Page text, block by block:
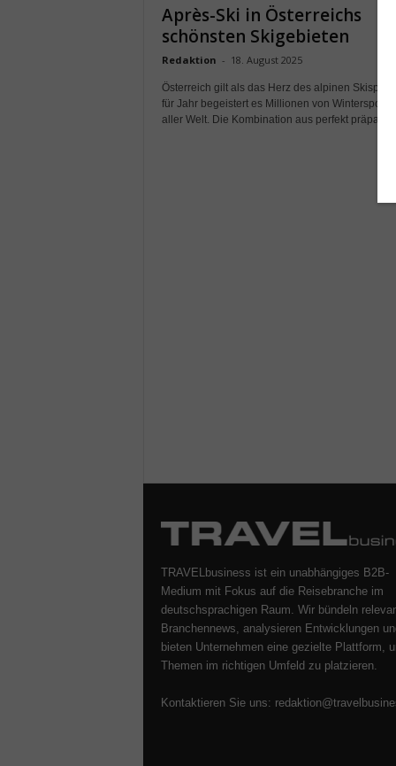
Après-Ski in Österreichs
schönsten Skigebieten
Redaktion - 18. August 2025
Österreich gilt als das Herz des alpinen Skisports.
für Jahr begeistert es Millionen von
aller Welt. Die Kombination aus perfekt
TRAVELbusiness ist ein unabhängiges B2B-
Medium mit Fokus auf die Reisebranche im
deutschsprachigen Raum. Wir bündeln
Branchennews, analysieren Entwicklungen
bieten Unternehmen eine gezielte Plattform,
Themen im richtigen Umfeld zu platzieren.
Kontaktieren Sie uns: